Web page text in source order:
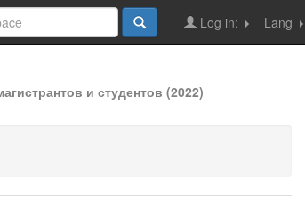
Lang
Log in:
и студентов (2022)